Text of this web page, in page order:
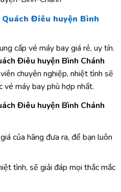
Điêu huyện Bình
cấp vé máy bay giá rẻ, uy tín.
Điêu huyện Bình Chánh
chuyên nghiệp, nhiệt tình sẽ
vé máy bay phù hợp nhất.
Điêu huyện Bình Chánh
của hãng đưa ra, để bạn luôn
tình, sẽ giải đáp mọi thắc mắc